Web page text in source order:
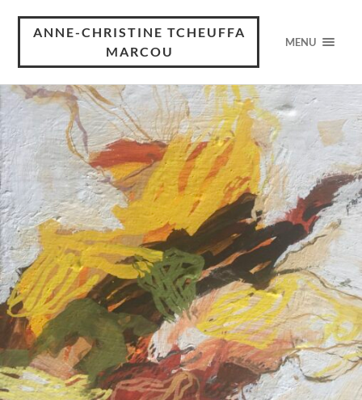
ANNE-CHRISTINE TCHEUFFA
MARCOU
MENU